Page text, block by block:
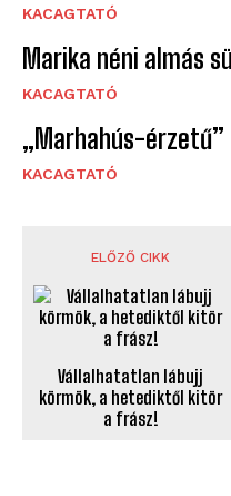
KACAGTATÓ
Marika néni almás
KACAGTATÓ
„Marhahús-érzetű”
KACAGTATÓ
ELŐZŐ CIKK
Vállalhatatlan lábujj
körmök, a hetediktől kitör
a frász!